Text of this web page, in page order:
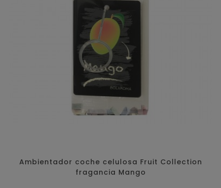
Ambientador coche celulosa Fruit Collection
fragancia Mango